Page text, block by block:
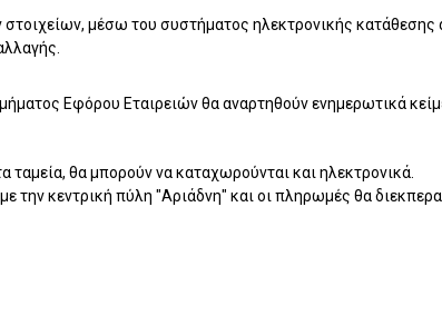
μέσω του συστήματος ηλεκτρονικής
Εφόρου Εταιρειών θα αναρτηθούν ενημερωτικά
θα μπορούν να καταχωρούνται και ηλεκτρονικά.
την κεντρική πύλη "Αριάδνη" και οι πληρωμές θα